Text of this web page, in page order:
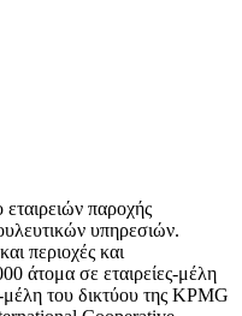
παροχής
υπηρεσιών.
περιοχές και
άτομα σε εταιρείες-μέλη
μέλη του δικτύου της KPMG